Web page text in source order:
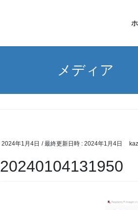
メディア
2024年1月4日 / 最終更新日時 : 2024年1月4日
20240104131950